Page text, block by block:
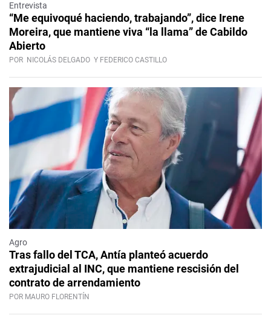
Entrevista
“Me equivoqué haciendo, trabajando”, dice Irene
Moreira, que mantiene viva “la llama” de Cabildo
Abierto
POR NICOLÁS DELGADO Y FEDERICO CASTILLO
Agro
Tras fallo del TCA, Antía planteó acuerdo
extrajudicial al INC, que mantiene rescisión del
contrato de arrendamiento
POR MAURO FLORENTÍN